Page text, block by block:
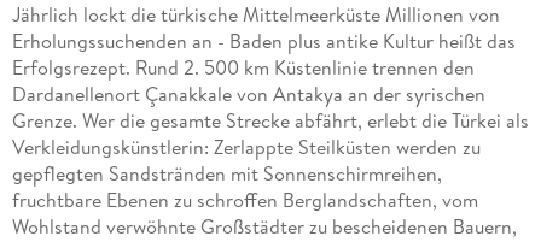
Jährlich lockt die türkische Mittelmeerküste Millionen von
Erholungssuchenden an - Baden plus antike Kultur heißt das
Erfolgsrezept. Rund 2. 500 km Küstenlinie trennen den
Dardanellenort Çanakkale von Antakya an der syrischen
Grenze. Wer die gesamte Strecke abfährt, erlebt die Türkei als
Verkleidungskünstlerin: Zerlappte Steilküsten werden zu
gepflegten Sandstränden mit Sonnenschirmreihen,
fruchtbare Ebenen zu schroffen Berglandschaften, vom
Wohlstand verwöhnte Großstädter zu bescheidenen Bauern,